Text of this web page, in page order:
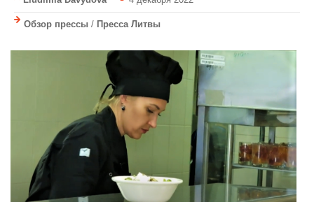
Обзор прессы / Пресса Литвы